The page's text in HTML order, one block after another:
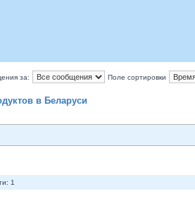
за: Поле сортировки
в Беларуси
1